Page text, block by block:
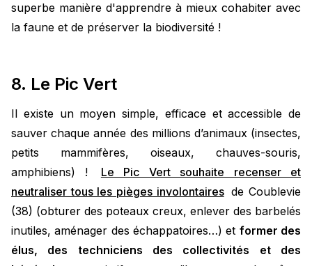
superbe manière d'apprendre à mieux cohabiter avec
la faune et de préserver la biodiversité !
8. Le Pic Vert
Il existe un moyen simple, efficace et accessible de
sauver chaque année des millions d’animaux (insectes,
petits mammifères, oiseaux, chauves-souris,
amphibiens) !
Le Pic Vert souhaite recenser et
neutraliser tous les pièges involontaires de Coublevie
(38) (obturer des poteaux creux, enlever des barbelés
inutiles, aménager des échappatoires…) et former des
élus, des techniciens des collectivités et des